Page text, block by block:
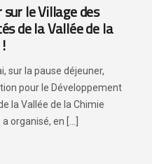
le Village des
de la Vallée de la
sur la pause déjeuner,
pour le Développement
la Vallée de la Chimie
organisé, en [...]